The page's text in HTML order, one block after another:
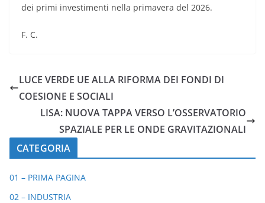
dei primi investimenti nella primavera del 2026.
F. C.
LUCE VERDE UE ALLA RIFORMA DEI FONDI DI
COESIONE E SOCIALI
LISA: NUOVA TAPPA VERSO L’OSSERVATORIO
SPAZIALE PER LE ONDE GRAVITAZIONALI
CATEGORIA
01 – PRIMA PAGINA
02 – INDUSTRIA